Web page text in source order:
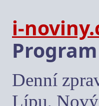
i-
Denní
Lípu,